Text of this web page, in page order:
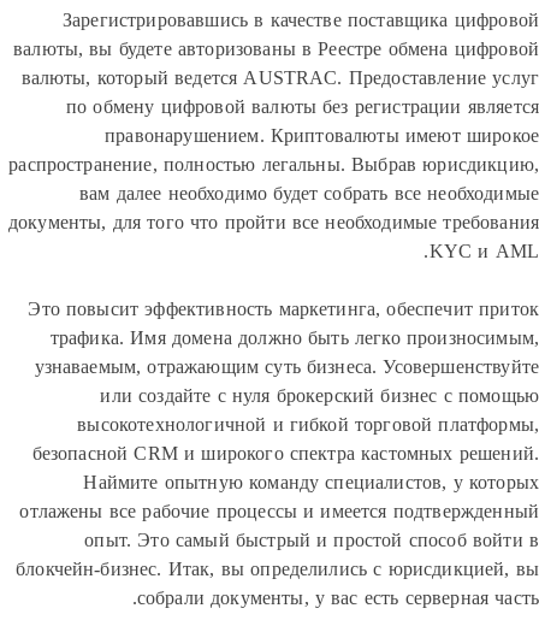
Зарегистрировавшись в качестве поставщика
валюты, вы будете авторизованы в Реестре обмена
валюты, который ведется AUSTRAC.
по обмену цифровой валюты без регистрации
правонарушением. Криптовалюты имеют
распространение, полностью легальны. Выбрав
вам далее необходимо будет собрать все
документы, для того что пройти все необходимые
KYC
Это повысит эффективность маркетинга, обеспечит
трафика. Имя домена должно быть легко
узнаваемым, отражающим суть бизнеса.
или создайте с нуля брокерский бизнес с
высокотехнологичной и гибкой торговой
безопасной CRM и широкого спектра кастомных
Наймите опытную команду специалистов, у
отлажены все рабочие процессы и имеется
опыт. Это самый быстрый и простой способ
блокчейн-бизнес. Итак, вы определились с
собрали документы, у вас есть